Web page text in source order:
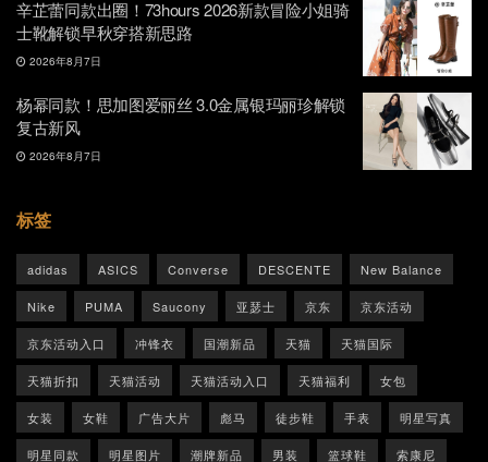
辛芷蕾同款出圈！73hours 2026新款冒险小姐骑
士靴解锁早秋穿搭新思路
2026年8月7日
杨幂同款！思加图爱丽丝 3.0金属银玛丽珍解锁
复古新风
2026年8月7日
标签
adidas ASICS Converse DESCENTE New Balance
Nike PUMA Saucony 亚瑟士 京东 京东活动
京东活动入口 冲锋衣 国潮新品 天猫 天猫国际
天猫折扣 天猫活动 天猫活动入口 天猫福利 女包
女装 女鞋 广告大片 彪马 徒步鞋 手表 明星写真
明星同款 明星图片 潮牌新品 男装 篮球鞋 索康尼